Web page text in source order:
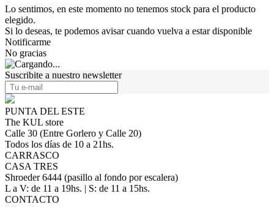
Lo sentimos, en este momento no tenemos stock para el producto
elegido.
Si lo deseas, te podemos avisar cuando vuelva a estar disponible
Notificarme
No gracias
Suscribite a nuestro newsletter
PUNTA DEL ESTE
The KUL store
Calle 30 (Entre Gorlero y Calle 20)
Todos los días de 10 a 21hs.
CARRASCO
CASA TRES
Shroeder 6444 (pasillo al fondo por escalera)
L a V: de 11 a 19hs. | S: de 11 a 15hs.
CONTACTO